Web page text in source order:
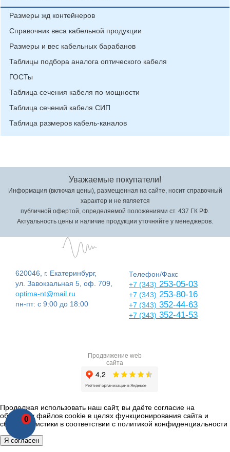
0
Размеры жд контейнеров
Справочник веса кабельной продукции
Размеры и вес кабельных барабанов
Таблицы подбора аналога оптического кабеля
ГОСТы
Таблица сечения кабеля по мощности
Таблица сечений кабеля СИП
Таблица размеров кабель-каналов
Уважаемые покупатели!
Информация (включая цены), размещенная на сайте, носит справочный
характер и не является
публичной офертой, определяемой положениями ст. 437 ГК РФ.
Актуальность цены и наличие продукции уточняйте у менеджеров.
620046, г. Екатеринбург,
ул. Завокзальная 5, оф. 709,
optima-nt@mail.ru
пн-пт: с 9:00 до 18:00
Телефон/Факс
+7 (343) 253-05-03
+7 (343) 253-80-16
+7 (343) 352-44-63
+7 (343) 352-41-53
Продвижение web
сайта
Продолжая использовать наш сайт, вы даёте согласие на
обработку файлов cookie в целях функционирования сайта и
сбора статистики в соответствии с политикой конфиденциальности
Я согласен